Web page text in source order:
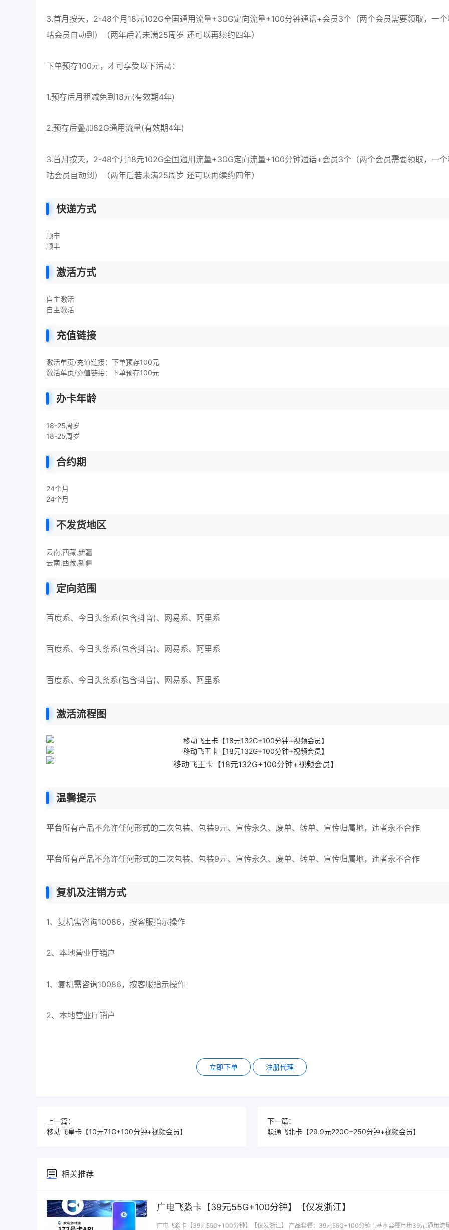
3.首月按天，2-48个月18元102G全国通用流量+30G定向流量+100分钟通话+会员3个（两个会员需要领取，一
咕会员自动到）（两年后若未满25周岁 还可以再续约四年）
下单预存100元，才可享受以下活动：
1.预存后月租减免到18元(有效期4年)
2.预存后叠加82G通用流量(有效期4年)
3.首月按天，2-48个月18元102G全国通用流量+30G定向流量+100分钟通话+会员3个（两个会员需要领取，一
咕会员自动到）（两年后若未满25周岁 还可以再续约四年）
快递方式
顺丰
顺丰
激活方式
自主激活
自主激活
充值链接
激活单页/充值链接：下单预存100元
激活单页/充值链接：下单预存100元
办卡年龄
18-25周岁
18-25周岁
合约期
24个月
24个月
不发货地区
云南,西藏,新疆
云南,西藏,新疆
定向范围
百度系、今日头条系(包含抖音)、网易系、阿里系
百度系、今日头条系(包含抖音)、网易系、阿里系
百度系、今日头条系(包含抖音)、网易系、阿里系
激活流程图
温馨提示
平台所有产品不允许任何形式的二次包装、包装9元、宣传永久、废单、转单、宣传归属地，违者永不合作
平台所有产品不允许任何形式的二次包装、包装9元、宣传永久、废单、转单、宣传归属地，违者永不合作
复机及注销方式
1、复机需咨询10086，按客服指示操作
2、本地营业厅销户
1、复机需咨询10086，按客服指示操作
2、本地营业厅销户
立即下单 注册代理
上一篇：
移动飞皇卡【10元71G+100分钟+视频会员】
下一篇：
联通飞北卡【29.9元220G+250分钟+视频会员】
相关推荐
广电飞淼卡【39元55G+100分钟】【仅发浙江】
广电飞淼卡【39元55G+100分钟】【仅发浙江】 产品套餐：39元55G+100分钟 1.基本套餐月租39元:通用流